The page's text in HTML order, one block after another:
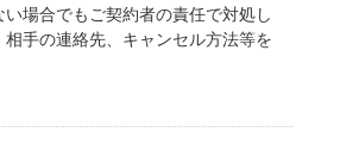
場合でもご契約者の責任で対処し
手の連絡先、キャンセル方法等を